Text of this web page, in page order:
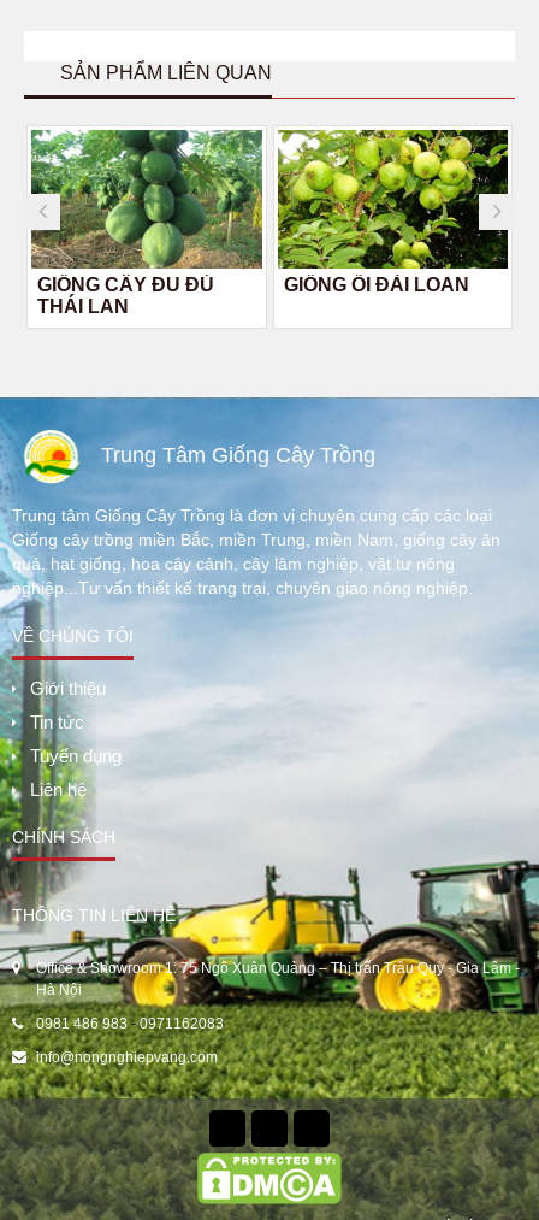
SẢN PHẨM LIÊN QUAN
GIỐNG CÂY ĐU ĐỦ
THÁI LAN
GIỐNG ỔI ĐÀI LOAN
Trung Tâm Giống Cây Trồng
Trung tâm Giống Cây Trồng là đơn vị chuyên cung cấp các loại
Giống cây trồng miền Bắc, miền Trung, miền Nam, giống cây ăn
quả, hạt giống, hoa cây cảnh, cây lâm nghiệp, vật tư nông
nghiệp...Tư vấn thiết kế trang trại, chuyên giao nông nghiệp.
VỀ CHÚNG TÔI
Giới thiệu
Tin tức
Tuyển dụng
Liên hệ
CHÍNH SÁCH
THÔNG TIN LIÊN HỆ
Office & Showroom 1: 75 Ngô Xuân Quảng – Thị trấn Trâu Quỳ - Gia Lâm -
Hà Nội
0981 486 983-0971162083
info@nongnghiepvang.com